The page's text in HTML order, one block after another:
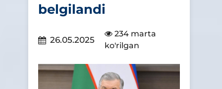
belgilandi
26.05.2025
234 marta
ko'rilgan